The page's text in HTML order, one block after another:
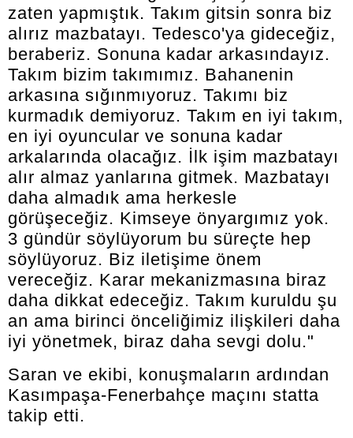
zaten yapmıştık. Takım gitsin sonra biz
alırız mazbatayı. Tedesco'ya gideceğiz,
beraberiz. Sonuna kadar arkasındayız.
Takım bizim takımımız. Bahanenin
arkasına sığınmıyoruz. Takımı biz
kurmadık demiyoruz. Takım en iyi takım,
en iyi oyuncular ve sonuna kadar
arkalarında olacağız. İlk işim mazbatayı
alır almaz yanlarına gitmek. Mazbatayı
daha almadık ama herkesle
görüşeceğiz. Kimseye önyargımız yok.
3 gündür söylüyorum bu süreçte hep
söylüyoruz. Biz iletişime önem
vereceğiz. Karar mekanizmasına biraz
daha dikkat edeceğiz. Takım kuruldu şu
an ama birinci önceliğimiz ilişkileri daha
iyi yönetmek, biraz daha sevgi dolu."
Saran ve ekibi, konuşmaların ardından
Kasımpaşa-Fenerbahçe maçını statta
takip etti.